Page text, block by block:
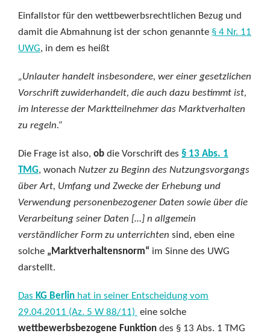
Einfallstor für den wettbewerbsrechtlichen Bezug und
damit die Abmahnung ist der schon genannte § 4 Nr. 11
UWG, in dem es heißt
„Unlauter handelt insbesondere, wer einer gesetzlichen
Vorschrift zuwiderhandelt, die auch dazu bestimmt ist,
im Interesse der Marktteilnehmer das Marktverhalten
zu regeln.“
Die Frage ist also, ob die Vorschrift des § 13 Abs. 1
TMG, wonach Nutzer zu Beginn des Nutzungsvorgangs
über Art, Umfang und Zwecke der Erhebung und
Verwendung personenbezogener Daten sowie über die
Verarbeitung seiner Daten […] n allgemein
verständlicher Form zu unterrichten sind, eben eine
solche „Marktverhaltensnorm“ im Sinne des UWG
darstellt.
Das KG Berlin hat in seiner Entscheidung vom
29.04.2011 (Az. 5 W 88/11) eine solche
wettbewerbsbezogene Funktion des § 13 Abs. 1 TMG